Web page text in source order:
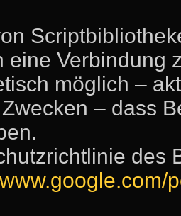
eine Verbindung
möglich –
– dass
des